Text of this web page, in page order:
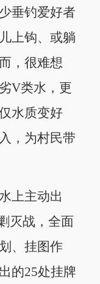
垂钓爱好者
上钩、或躺
，很难想
V类水，更
水质变好
，为村民带
上主动出
灭战，全面
、挂图作
的25处挂牌